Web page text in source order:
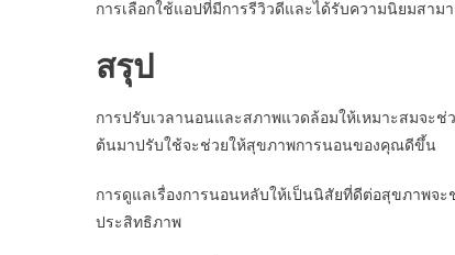
การเลือกใช้แอปที่มีการรีวิวดีและได้รับความนิยมสา
สรุป
การปรับเวลานอนและสภาพแวดล้อมให้เหมาะสมจ
ต้นมาปรับใช้จะช่วยให้สุขภาพการนอนของคุณดีขึ้น
การดูแลเรื่องการนอนหลับให้เป็นนิสัยที่ดีต่อสุขภาพจะ
ประสิทธิภาพ